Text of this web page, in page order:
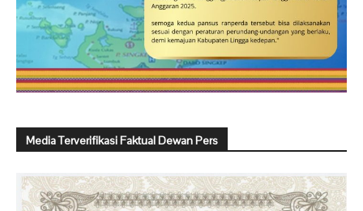
Media Terverifikasi Faktual Dewan Pers